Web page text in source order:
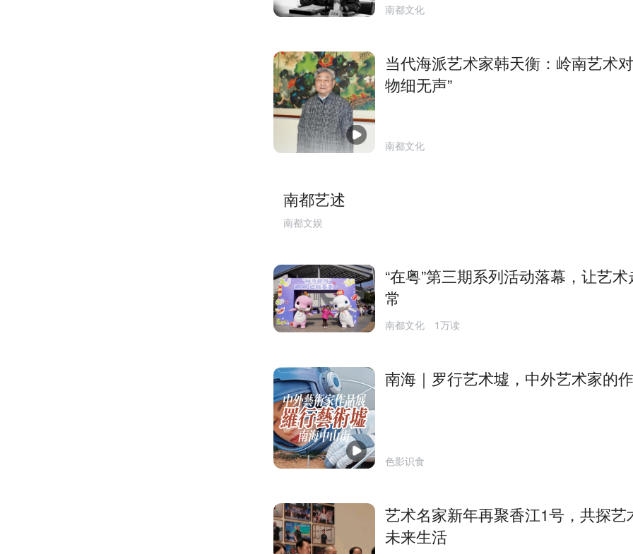
南都文化
当代海派艺术家韩天衡：岭南艺术
物细无声”
南都文化
南都艺述
南都文娱
“在粤”第三期系列活动落幕，让艺术
常
南都文化 1万读
南海｜罗行艺术墟，中外艺术家的
色影识食
艺术名家新年再聚香江1号，共探艺
未来生活